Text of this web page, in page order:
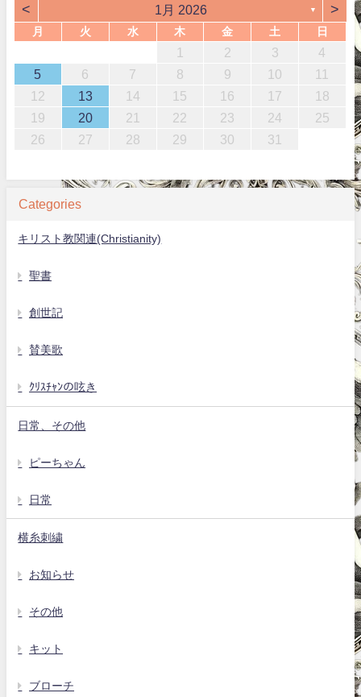
< 1月 2026 ▼ >
月 火 水 木 金 土 日
1 2 3
4
5
6 7 8 9 10
11
12
13 14 15 16 17
18
19
20 21 22 23 24
25
26
27 28 29 30 31
Categories
キリスト教関連(Christianity)
聖書
創世記
賛美歌
ｸﾘｽﾁｬﾝの呟き
日常、その他
ピーちゃん
日常
横糸刺繍
お知らせ
その他
キット
ブローチ